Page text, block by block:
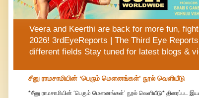
Veera and Keerthi are back for more fun,
2026! 3rdEyeReports | The Third Eye
different fields Stay tuned for latest blogs &
சீனு ராமசாமியின் ‘பெரும் மௌனங்கள்’ நூல் வெளியீடு
*சீனு ராமசாமியின் ‘பெரும் மௌனங்கள்’ நூல் வெளியீடு* திரைப்பட